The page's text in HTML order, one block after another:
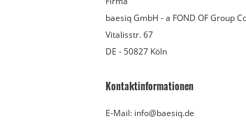
baesiq GmbH - a FOND OF Group
Vitalisstr. 67
DE - 50827 Köln
Kontaktinformationen
E-Mail: info@baesiq.de